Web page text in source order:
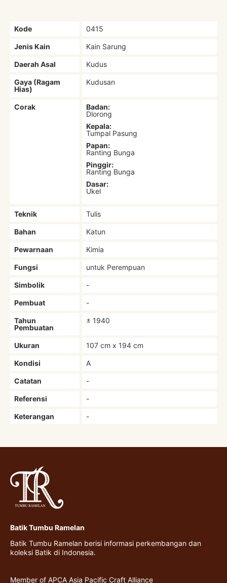
Kode 0415
Jenis Kain Kain Sarung
Daerah Asal Kudus
Gaya (Ragam
Hias)
Kudusan
Corak
Badan:
Dlorong
Kepala:
Tumpal Pasung
Papan:
Ranting Bunga
Pinggir:
Ranting Bunga
Dasar:
Ukel
Teknik Tulis
Bahan Katun
Pewarnaan Kimia
Fungsi untuk Perempuan
Simbolik -
Pembuat -
Tahun
Pembuatan
± 1940
Ukuran 107 cm x 194 cm
Kondisi A
Catatan -
Referensi -
Keterangan -
Batik Tumbu Ramelan
Batik Tumbu Ramelan berisi informasi perkembangan dan
koleksi Batik di Indonesia.
Member of APCA Asia Pacific Craft Alliance